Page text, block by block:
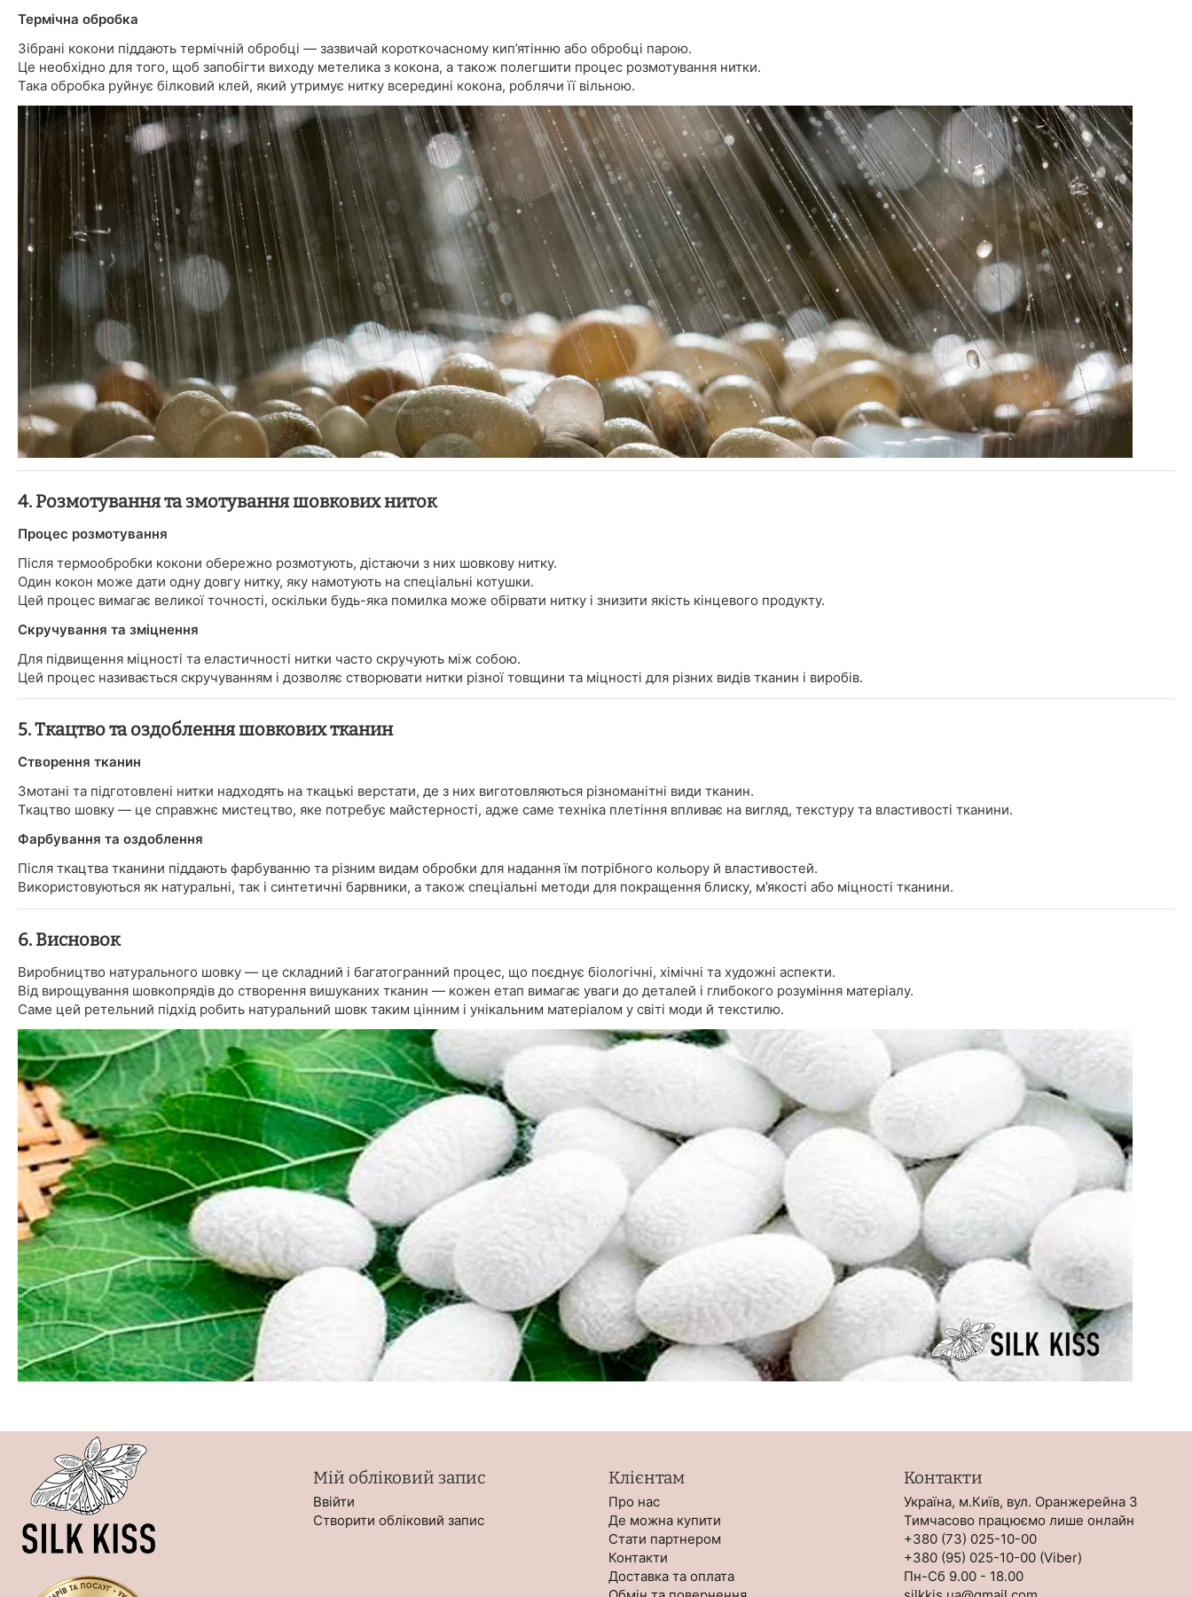
Термічна обробка
Зібрані кокони піддають термічній обробці — зазвичай короткочасному кип’ятінню або обробці парою.
Це необхідно для того, щоб запобігти виходу метелика з кокона, а також полегшити процес розмотування нитки.
Така обробка руйнує білковий клей, який утримує нитку всередині кокона, роблячи її вільною.
4. Розмотування та змотування шовкових ниток
Процес розмотування
Після термообробки кокони обережно розмотують, дістаючи з них шовкову нитку.
Один кокон може дати одну довгу нитку, яку намотують на спеціальні котушки.
Цей процес вимагає великої точності, оскільки будь-яка помилка може обірвати нитку і знизити якість кінцевого продукту.
Скручування та зміцнення
Для підвищення міцності та еластичності нитки часто скручують між собою.
Цей процес називається скручуванням і дозволяє створювати нитки різної товщини та міцності для різних видів тканин і виробів.
5. Ткацтво та оздоблення шовкових тканин
Створення тканин
Змотані та підготовлені нитки надходять на ткацькі верстати, де з них виготовляються різноманітні види тканин.
Ткацтво шовку — це справжнє мистецтво, яке потребує майстерності, адже саме техніка плетіння впливає на вигляд, текстуру та властивості тканини.
Фарбування та оздоблення
Після ткацтва тканини піддають фарбуванню та різним видам обробки для надання їм потрібного кольору й властивостей.
Використовуються як натуральні, так і синтетичні барвники, а також спеціальні методи для покращення блиску, м’якості або міцності тканини.
6. Висновок
Виробництво натурального шовку — це складний і багатогранний процес, що поєднує біологічні, хімічні та художні аспекти.
Від вирощування шовкопрядів до створення вишуканих тканин — кожен етап вимагає уваги до деталей і глибокого розуміння матеріалу.
Саме цей ретельний підхід робить натуральний шовк таким цінним і унікальним матеріалом у світі моди й текстилю.
Мій обліковий запис
Ввійти
Створити обліковий запис
Клієнтам
Про нас
Де можна купити
Стати партнером
Контакти
Доставка та оплата
Контакти
Українa, м.Київ, вул. Оранжерейна 3
Тимчасово працюємо лише онлайн
+380 (73) 025-10-00
+380 (95) 025-10-00 (Viber)
Пн-Сб 9.00 - 18.00